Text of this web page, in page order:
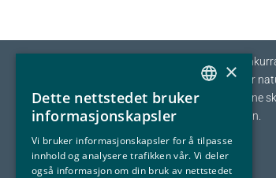
Eyde-klyngen skal sikre tilvekst og
prosessindustri som opererer innenfor
I fellesskap streber vi etter at bedriftene
bidrag tilbake til samfunnet og naturen.
NORWEGIAN
×
Dette nettstedet bruker
informasjonskapsler
Vi bruker informasjonskapsler for å tilpasse
innhold og analysere trafikken vår. Vi deler
også informasjon om din bruk av nettstedet